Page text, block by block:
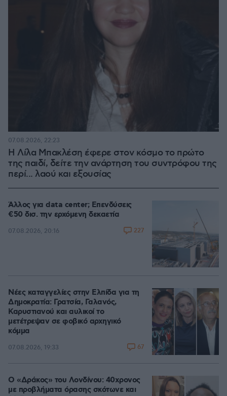
Η Λίλα Μπακλέση έφερε στον κόσμο το πρώτο
της παιδί, δείτε την ανάρτηση του συντρόφου της
περί... λαού και εξουσίας
07.08.2026, 22:23
Άλλος για data center; Επενδύσεις
€50 δισ. την ερχόμενη δεκαετία
07.08.2026, 20:16 227
Νέες καταγγελίες στην Ελπίδα για τη
Δημοκρατία: Γρατσία, Γαλανός,
Καρυστιανού και αυλικοί το
μετέτρεψαν σε φοβικό αρχηγικό
κόμμα
07.08.2026, 19:33 67
Ο «Δράκος» του Λονδίνου: 40χρονος
με προβλήματα όρασης σκότωνε και